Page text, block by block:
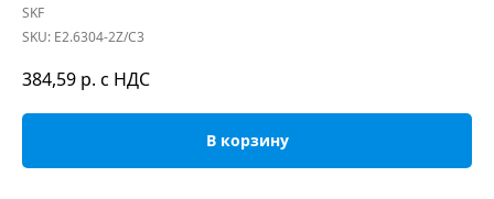
SKF
SKU: E2.6304-2Z/C3
384,59 р. с НДС
В корзину